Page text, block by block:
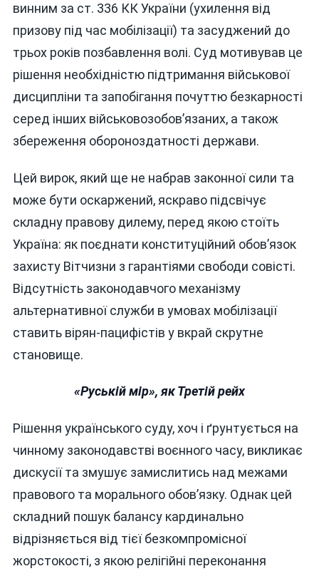
винним за ст. 336 КК України (ухилення від
призову під час мобілізації) та засуджений до
трьох років позбавлення волі. Суд мотивував це
рішення необхідністю підтримання військової
дисципліни та запобігання почуттю безкарності
серед інших військовозобов’язаних, а також
збереження обороноздатності держави.
Цей вирок, який ще не набрав законної сили та
може бути оскаржений, яскраво підсвічує
складну правову дилему, перед якою стоїть
Україна: як поєднати конституційний обов’язок
захисту Вітчизни з гарантіями свободи совісті.
Відсутність законодавчого механізму
альтернативної служби в умовах мобілізації
ставить вірян-пацифістів у вкрай скрутне
становище.
«Руській мір», як Третій рейх
Рішення українського суду, хоч і ґрунтується на
чинному законодавстві воєнного часу, викликає
дискусії та змушує замислитись над межами
правового та морального обов’язку. Однак цей
складний пошук балансу кардинально
відрізняється від тієї безкомпромісної
жорстокості, з якою релігійні переконання